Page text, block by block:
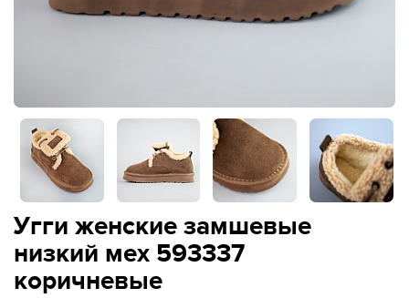
Угги женские замшевые
низкий мех 593337
коричневые